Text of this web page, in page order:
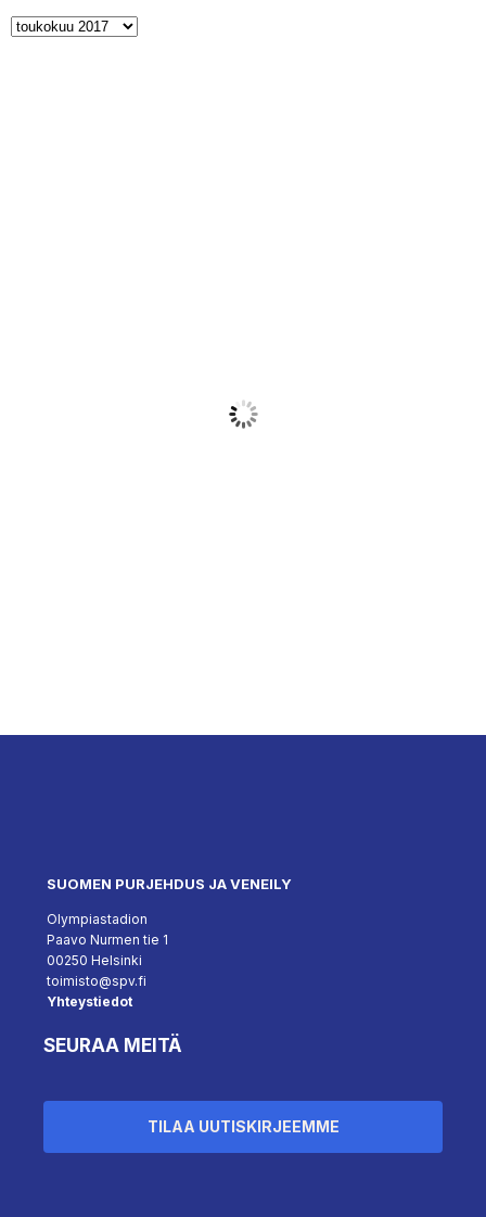
SUOMEN PURJEHDUS JA VENEILY
Olympiastadion
Paavo Nurmen tie 1
00250 Helsinki
toimisto@spv.fi
Yhteystiedot
SEURAA MEITÄ
TILAA UUTISKIRJEEMME